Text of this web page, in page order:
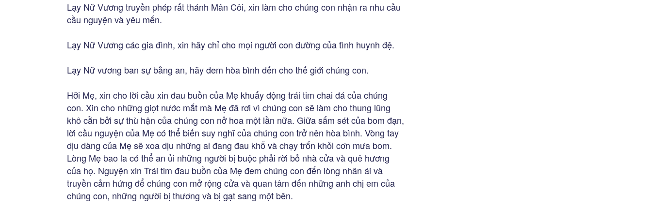
Lạy Nữ Vương truyền phép rất thánh Mân Côi, xin làm cho chúng con nhận ra nhu cầu
cầu nguyện và yêu mến.
Lạy Nữ Vương các gia đình, xin hãy chỉ cho mọi người con đường của tình huynh đệ.
Lạy Nữ vương ban sự bằng an, hãy đem hòa bình đến cho thế giới chúng con.
Hỡi Mẹ, xin cho lời cầu xin đau buồn của Mẹ khuấy động trái tim chai đá của chúng
con. Xin cho những giọt nước mắt mà Mẹ đã rơi vì chúng con sẽ làm cho thung lũng
khô cằn bởi sự thù hận của chúng con nở hoa một lần nữa. Giữa sấm sét của bom đạn,
lời cầu nguyện của Mẹ có thể biến suy nghĩ của chúng con trở nên hòa bình. Vòng tay
dịu dàng của Mẹ sẽ xoa dịu những ai đang đau khổ và chạy trốn khỏi cơn mưa bom.
Lòng Mẹ bao la có thể an ủi những người bị buộc phải rời bỏ nhà cửa và quê hương
của họ. Nguyện xin Trái tim đau buồn của Mẹ đem chúng con đến lòng nhân ái và
truyền cảm hứng để chúng con mở rộng cửa và quan tâm đến những anh chị em của
chúng con, những người bị thương và bị gạt sang một bên.